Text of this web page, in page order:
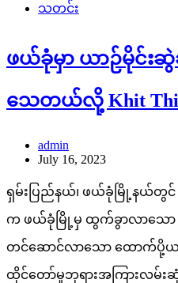
သတင်း
ဖယ်ခုံမှာ ယာဉ်မိုင်းဆွဲခံ
သေတယ်လို့ Khit
admin
July 16, 2023
ရှမ်းပြည်နယ်၊ ဖယ်ခုံမြို့နယ်တွ
က ဖယ်ခုံမြို့မှ ထွက်ခွာလာသေ
တင်ဆောင်လာသော ထောက်ပို့ယ
ထိုင်တော်မူဘုရားအကြားလမ်